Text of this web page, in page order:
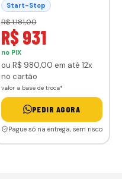
Start-Stop
R$ 1.181,00
R$ 931
no PIX
ou R$ 980,00 em até 12x
no cartão
valor a base de troca*
PEDIR AGORA
Pague só na entrega, sem risco